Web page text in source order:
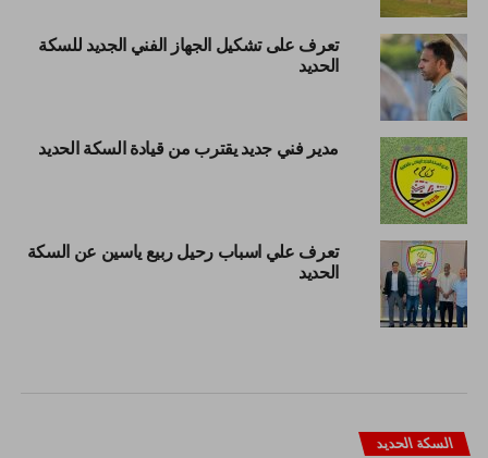
تعرف على تشكيل الجهاز الفني الجديد للسكة
الحديد
مدير فني جديد يقترب من قيادة السكة الحديد
تعرف علي اسباب رحيل ربيع ياسين عن السكة
الحديد
السكة الحديد